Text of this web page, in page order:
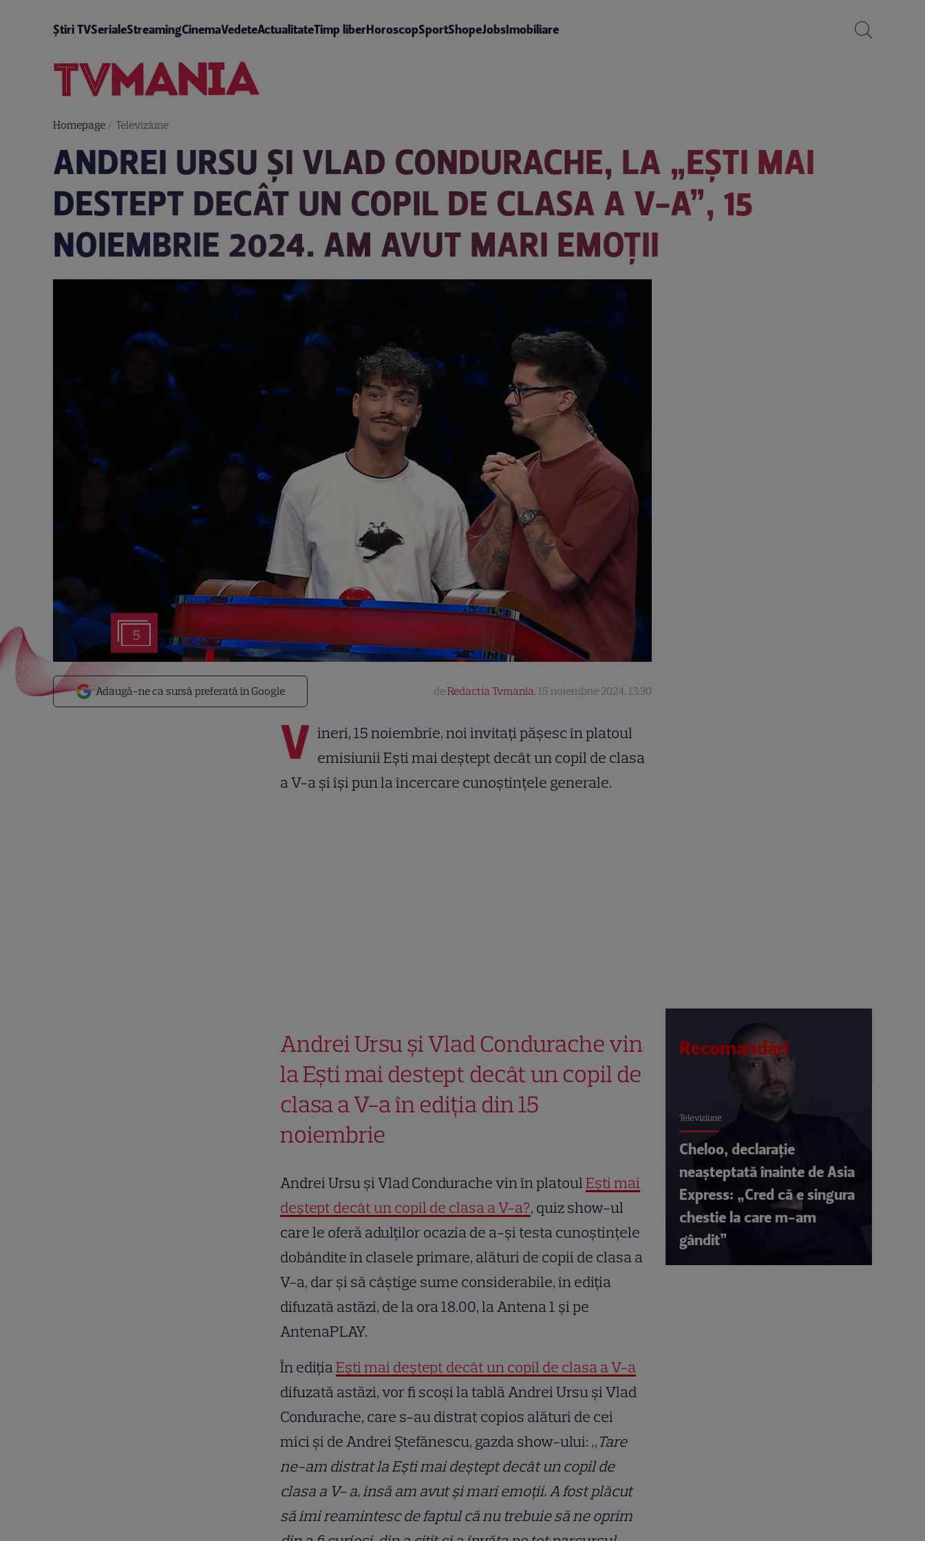
Știri TVSerialeStreamingCinemaVedeteActualitateTimp liberHoroscopSportShopeJobsImobiliare
Homepage/ Televiziune
ANDREI URSU ȘI VLAD CONDURACHE, LA „EȘTI MAI
DESTEPT DECÂT UN COPIL DE CLASA A V-A”, 15
NOIEMBRIE 2024. AM AVUT MARI EMOȚII
5
Adaugă-ne ca sursă preferată în Google deRedactia Tvmania, 15 noiembrie 2024, 13:30
V ineri, 15 noiembrie, noi invitați pășesc în platoul
emisiunii Ești mai deștept decât un copil de clasa
a V-a și își pun la încercare cunoștințele generale.
Andrei Ursu și Vlad Condurache vin
la Ești mai destept decât un copil de
clasa a V-a în ediția din 15
noiembrie
Andrei Ursu și Vlad Condurache vin în platoulEști mai
deștept decât un copil de clasa a V-a?, quiz show-ul
care le oferă adulților ocazia de a-și testa cunoștințele
dobândite în clasele primare, alături de copii de clasa a
V-a, dar şi să câştige sume considerabile, în ediția
difuzată astăzi, de la ora 18.00, la Antena 1 și pe
AntenaPLAY.
În edițiaEști mai deștept decât un copil de clasa a V-a
difuzată astăzi, vor fi scoși la tablă Andrei Ursu și Vlad
Condurache, care s-au distrat copios alături de cei
mici și de Andrei Ștefănescu, gazda show-ului: „Tare
ne-am distrat la Ești mai deștept decât un copil de
clasa a V- a, însă am avut și mari emoții. A fost plăcut
să îmi reamintesc de faptul că nu trebuie să ne oprim
Recomandări
Televiziune
Cheloo, declarație
neașteptată înainte de Asia
Express: „Cred că e singura
chestie la care m-am
gândit”